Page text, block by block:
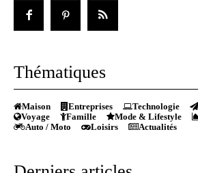
Thématiques
Maison Entreprises Technologie
Voyage
Famille Mode & Lifestyle
Auto / Moto
Loisirs Actualités